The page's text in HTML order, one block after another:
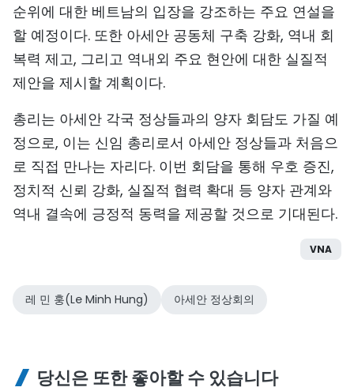
순위에 대한 베트남의 입장을 강조하는 주요 연설을
할 예정이다. 또한 아세안 공동체 구축 강화, 역내 회
복력 제고, 그리고 역내외 주요 현안에 대한 실질적
제안을 제시할 계획이다.
총리는 아세안 각국 정상들과의 양자 회담도 가질 예
정으로, 이는 신임 총리로서 아세안 정상들과 처음으
로 직접 만나는 자리다. 이번 회담을 통해 우호 증진,
정치적 신뢰 강화, 실질적 협력 확대 등 양자 관계와
역내 결속에 긍정적 동력을 제공할 것으로 기대된다.
VNA
레 민 훙(Le Minh Hung) 아세안 정상회의
당신은 또한 좋아할 수 있습니다